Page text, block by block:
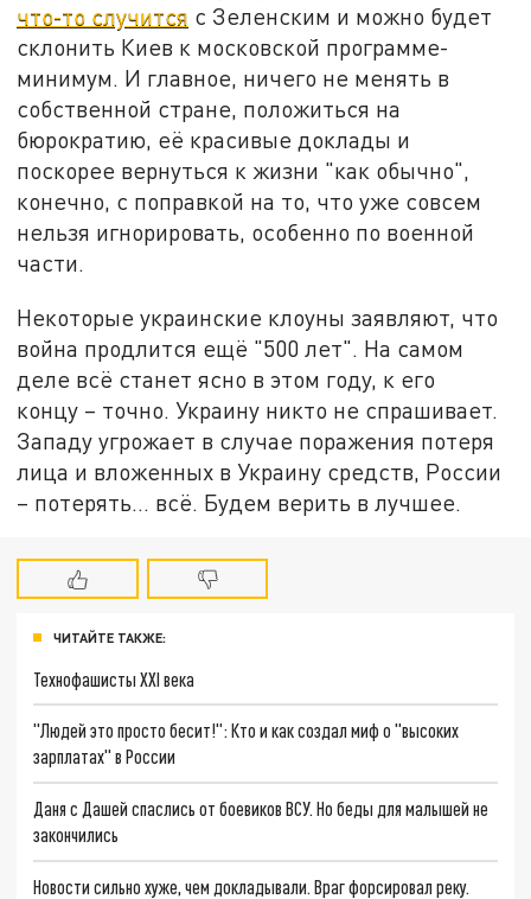
что-то случится с Зеленским и можно будет
склонить Киев к московской программе-
минимум. И главное, ничего не менять в
собственной стране, положиться на
бюрократию, её красивые доклады и
поскорее вернуться к жизни "как обычно",
конечно, с поправкой на то, что уже совсем
нельзя игнорировать, особенно по военной
части.
Некоторые украинские клоуны заявляют, что
война продлится ещё "500 лет". На самом
деле всё станет ясно в этом году, к его
концу – точно. Украину никто не спрашивает.
Западу угрожает в случае поражения потеря
лица и вложенных в Украину средств, России
– потерять… всё. Будем верить в лучшее.
ЧИТАЙТЕ ТАКЖЕ:
Технофашисты XXI века
"Людей это просто бесит!": Кто и как создал миф о "высоких
зарплатах" в России
Даня с Дашей спаслись от боевиков ВСУ. Но беды для малышей не
закончились
Новости сильно хуже, чем докладывали. Враг форсировал реку.